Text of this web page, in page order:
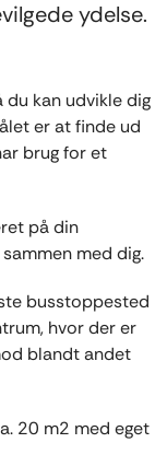
ydelse.
kan udvikle dig
er at finde ud
brug for et
på din
med dig.
busstoppested
hvor der er
blandt andet
20 m2 med eget